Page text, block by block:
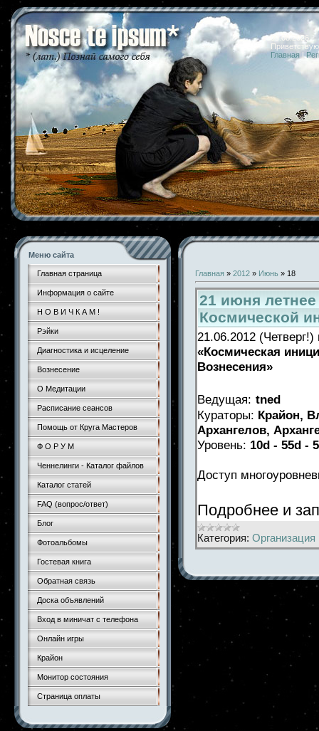
09.08.2026
Главная |
Меню сайта
Главная страница
Информация о сайте
Н О В И Ч К А М !
Рэйки
Диагностика и исцеление
Вознесение
О Медитации
Расписание сеансов
Помощь от Круга Мастеров
Ф О Р У М
Ченнелинги - Каталог файлов
Каталог статей
FAQ (вопрос/ответ)
Блог
Фотоальбомы
Гостевая книга
Обратная связь
Доска объявлений
Вход в миничат с телефона
Онлайн игры
Крайон
Монитор состояния
Страница оплаты
Главная » 2012 » Июнь » 18
21 июня
Космической
21.06.2012
«Космическая
Вознесения»
Ведущая: tned
Кураторы: Крайон,
Архангелов,
Уровень: 10d - 55d -
Доступ
Подробнее и
Категория: